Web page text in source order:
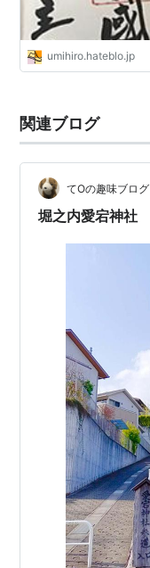
umihiro.hateblo.jp
関連ブログ
てOの趣味ブログ
堀之内愛宕神社